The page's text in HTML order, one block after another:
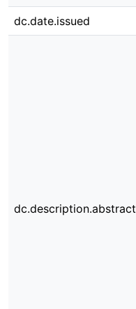
dc.date.issued
dc.description.abstract